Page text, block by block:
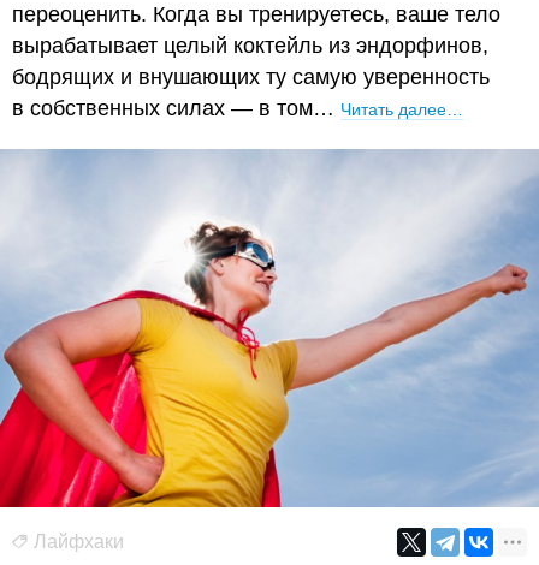
переоценить. Когда вы тренируетесь, ваше тело
вырабатывает целый коктейль из эндорфинов,
бодрящих и внушающих ту самую уверенность
в собственных силах — в том… Читать далее…
Лайфхаки